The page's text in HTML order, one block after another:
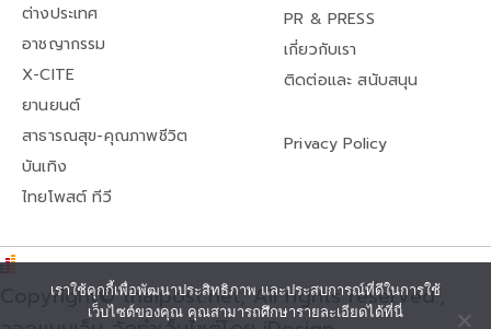
ต่างประเทศ
อาชญากรรม
X-CITE
ยานยนต์
สาธารณสุข-คุณภาพชีวิต
บันเทิง
ไทยโพสต์ ทีวี
PR & PRESS
เกี่ยวกับเรา
ติดต่อและ สนับสนุน
Privacy Policy
Copyright© thaipost.net, All rights reserved.,
เราใช้คุกกี้เพื่อพัฒนาประสิทธิภาพ และประสบการณ์ที่ดีในการใช้
เว็บไซต์ของคุณ คุณสามารถศึกษารายละเอียดได้ที่นี่